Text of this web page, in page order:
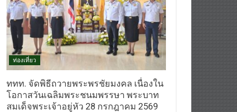
ท่องเที่ยว
ททท. จัดพิธีถวายพระพรชัยมงคล เนื่องใน
โอกาสวันเฉลิมพระชนมพรรษา พระบาท
สมเด็จพระเจ้าอยู่หัว 28 กรกฎาคม 2569